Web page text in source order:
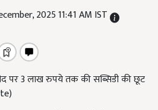
2025 11:41 AM IST
पर 3 लाख रुपये तक की सब्सिडी की छूट